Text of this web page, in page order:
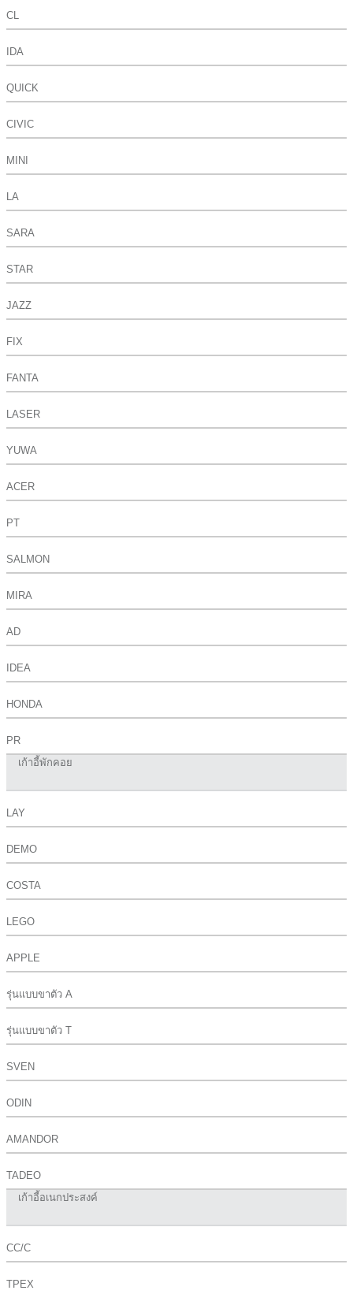
CL
IDA
QUICK
CIVIC
MINI
LA
SARA
STAR
JAZZ
FIX
FANTA
LASER
YUWA
ACER
PT
SALMON
MIRA
AD
IDEA
HONDA
PR
เก้าอี้พักคอย
LAY
DEMO
COSTA
LEGO
APPLE
รุ่นแบบขาตัว A
รุ่นแบบขาตัว T
SVEN
ODIN
AMANDOR
TADEO
เก้าอี้อเนกประสงค์
CC/C
TPEX